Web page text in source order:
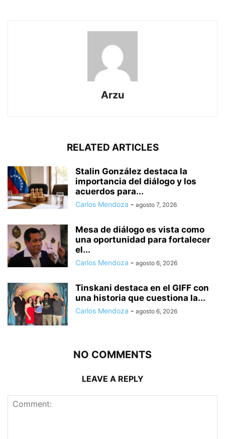
Arzu
RELATED ARTICLES
Stalin González destaca la
importancia del diálogo y los
acuerdos para...
Carlos Mendoza - agosto 7, 2026
Mesa de diálogo es vista como
una oportunidad para fortalecer
el...
Carlos Mendoza - agosto 6, 2026
Tinskani destaca en el GIFF con
una historia que cuestiona la...
Carlos Mendoza - agosto 6, 2026
NO COMMENTS
LEAVE A REPLY